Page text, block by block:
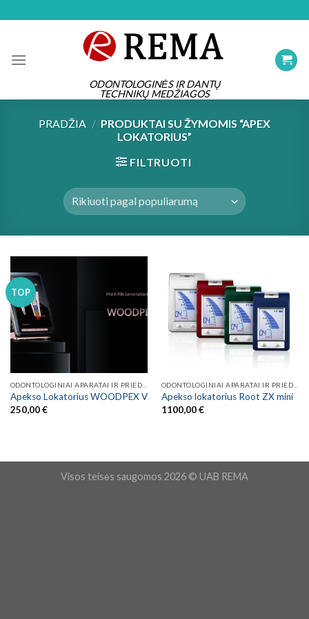
ODONTOLOGINĖS IR DANTŲ
TECHNIKŲ MEDŽIAGOS
PRADŽIA / PRODUKTAI SU ŽYMOMIS “APEX
LOKATORIUS”
FILTRUOTI
TOP
Apekso Lokatorius WOODPEX V
250,00€
Apekso lokatorius Root ZX mini
1100,00€
Visos teisės saugomos 2026 © UAB REMA